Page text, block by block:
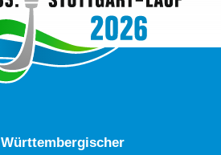
Württembergischer